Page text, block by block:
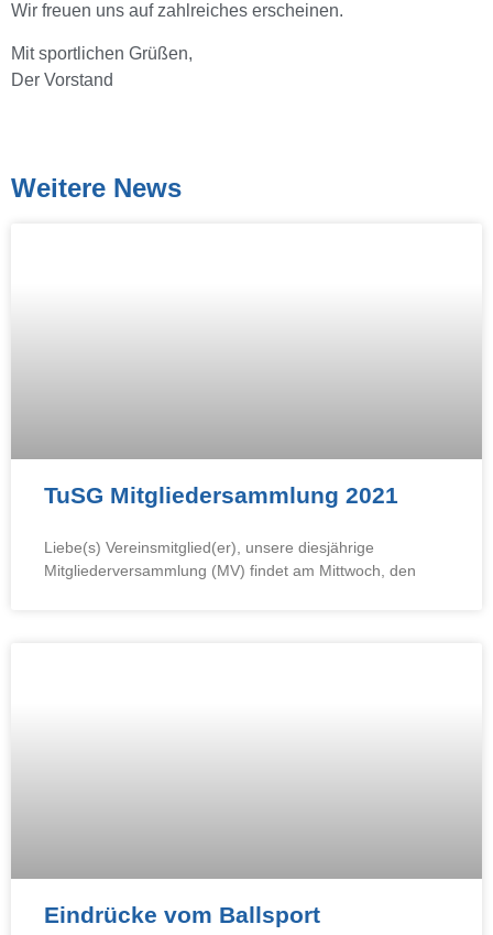
Wir freuen uns auf zahlreiches erscheinen.
Mit sportlichen Grüßen,
Der Vorstand
Weitere News
TuSG Mitgliedersammlung 2021
Liebe(s) Vereinsmitglied(er), unsere diesjährige
Mitgliederversammlung (MV) findet am Mittwoch, den
Eindrücke vom Ballsport